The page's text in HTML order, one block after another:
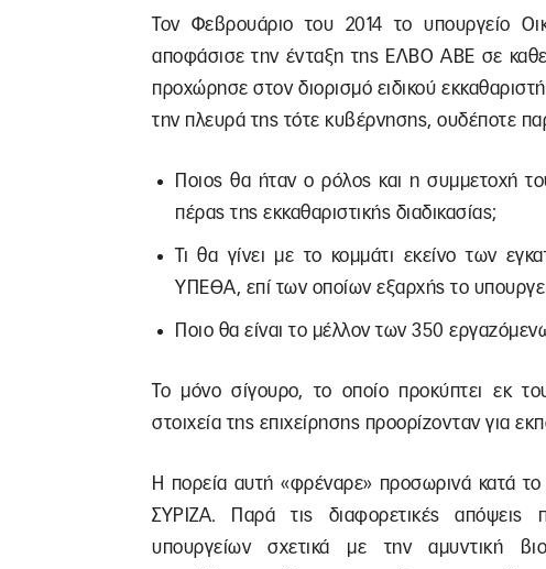
Τον Φεβρουάριο του 2014 το υπουργείο
αποφάσισε την ένταξη της ΕΛΒΟ ΑΒΕ σε
προχώρησε στον διορισμό ειδικού
την πλευρά της τότε κυβέρνησης, ουδέποτε
Ποιος θα ήταν ο ρόλος και η συμμετοχή
πέρας της εκκαθαριστικής διαδικασίας;
Τι θα γίνει με το κομμάτι εκείνο των
ΥΠΕΘΑ, επί των οποίων εξαρχής το
Ποιο θα είναι το μέλλον των 350
Το μόνο σίγουρο, το οποίο προκύπτει εκ
στοιχεία της επιχείρησης προορίζονταν για
Η πορεία αυτή «φρέναρε» προσωρινά κατά
ΣΥΡΙΖΑ. Παρά τις διαφορετικές
υπουργείων σχετικά με την αμυντική